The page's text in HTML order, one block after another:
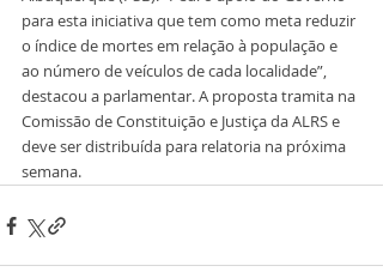
para esta iniciativa que tem como meta reduzir
o índice de mortes em relação à população e
ao número de veículos de cada localidade”,
destacou a parlamentar. A proposta tramita na
Comissão de Constituição e Justiça da ALRS e
deve ser distribuída para relatoria na próxima
semana.